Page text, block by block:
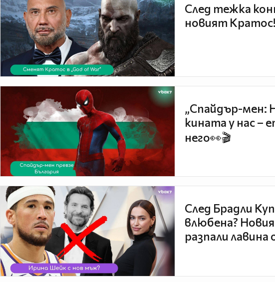
След тежка
новият
„Спайдър-мен:
кината у нас –
него👀🎬
След Брадли
влюбена?
разпали лавина